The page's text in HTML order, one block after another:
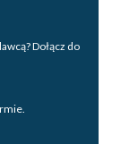
Dołącz do